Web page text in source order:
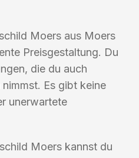
Moers aus Moers
Preisgestaltung. Du
die du auch
Es gibt keine
unerwartete
Moers kannst du